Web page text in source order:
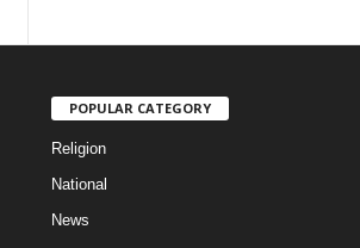
POPULAR CATEGORY
Religion
National
News